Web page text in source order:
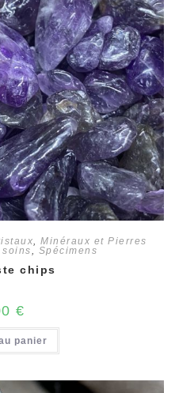
, Minéraux et Pierres
, Spécimens
chips
€
panier